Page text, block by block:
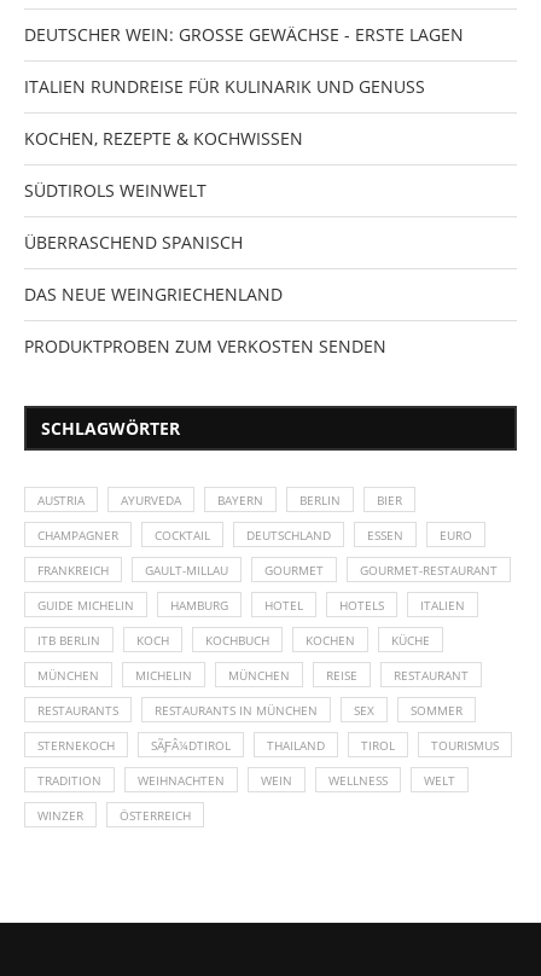
DEUTSCHER WEIN: GROSSE GEWÄCHSE - ERSTE LAGEN
ITALIEN RUNDREISE FÜR KULINARIK UND GENUSS
KOCHEN, REZEPTE & KOCHWISSEN
SÜDTIROLS WEINWELT
ÜBERRASCHEND SPANISCH
DAS NEUE WEINGRIECHENLAND
PRODUKTPROBEN ZUM VERKOSTEN SENDEN
SCHLAGWÖRTER
AUSTRIA AYURVEDA BAYERN BERLIN BIER
CHAMPAGNER COCKTAIL DEUTSCHLAND ESSEN EURO
FRANKREICH GAULT-MILLAU GOURMET GOURMET-RESTAURANT
GUIDE MICHELIN HAMBURG HOTEL HOTELS ITALIEN
ITB BERLIN KOCH KOCHBUCH KOCHEN KÜCHE
MÜNCHEN MICHELIN MÜNCHEN REISE RESTAURANT
RESTAURANTS RESTAURANTS IN MÜNCHEN SEX SOMMER
STERNEKOCH SÃƑÂ¼DTIROL THAILAND TIROL TOURISMUS
TRADITION WEIHNACHTEN WEIN WELLNESS WELT
WINZER ÖSTERREICH